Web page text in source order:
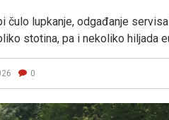
čulo lupkanje, odgađanje
stotina, pa i nekoliko hiljada
0